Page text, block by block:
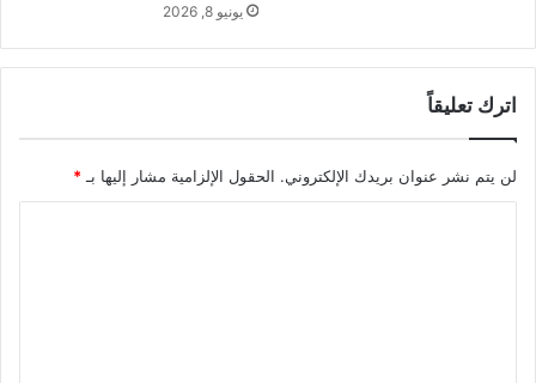
يونيو 8, 2026
اترك تعليقاً
لن يتم نشر عنوان بريدك الإلكتروني. الحقول الإلزامية مشار إليها بـ*